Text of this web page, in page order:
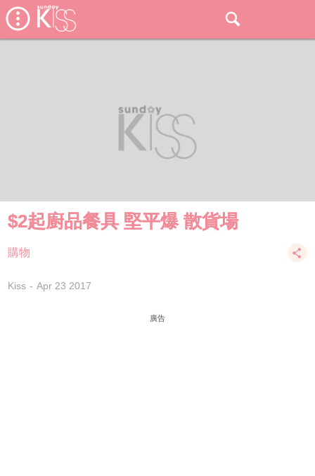
$2起廚品餐具 堅平爆 散貨場
購物
Kiss Apr 23 2017
廣告